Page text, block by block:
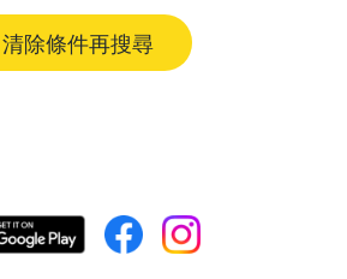
清除條件再搜尋